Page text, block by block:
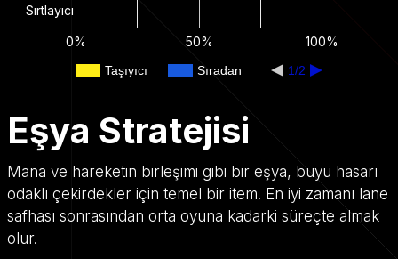
Taşıyıcı Sıradan 1/2
0% 50% 100%
Sırtlayıcı
Eşya Stratejisi
Mana ve hareketin birleşimi gibi bir eşya, büyü hasarı
odaklı çekirdekler için temel bir item. En iyi zamanı lane
safhası sonrasından orta oyuna kadarki süreçte almak
olur.